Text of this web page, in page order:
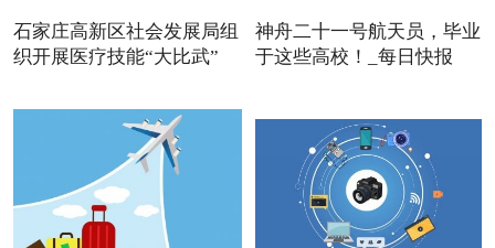
石家庄高新区社会发展局组
织开展医疗技能“大比武”
神舟二十一号航天员，毕业
于这些高校！_每日快报